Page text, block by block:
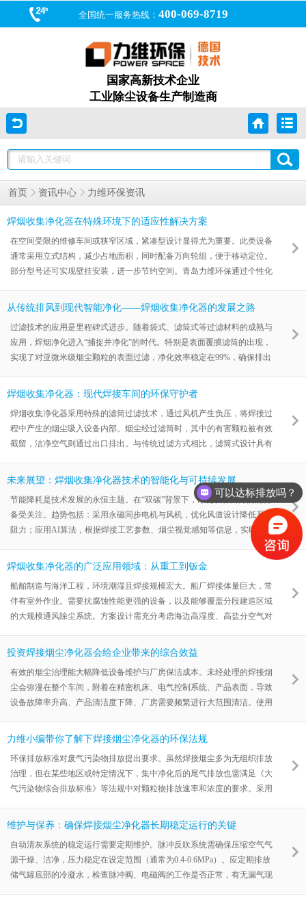
全国统一服务热线： 400-069-8719
国家高新技术企业
工业除尘设备生产制造商
首页 资讯中心 力维环保资讯
焊烟收集净化器在特殊环境下的适应性解决方案
在空间受限的维修车间或狭窄区域，紧凑型设计显得尤为重要。此类设备
通常采用立式结构，减少占地面积，同时配备万向轮组，便于移动定位。
部分型号还可实现壁挂安装，进一步节约空间。青岛力维环保通过个性化
烟尘治理难题。这些案例表明，针对特殊环境的定制化方案能够有效扩展
焊烟收集净化器提出了更高要求。针对高温工况，设备需增加冷却装置，
确保烟气在进入滤筒前温度降至安全范围。对于高湿环境，则需采用防水
型滤筒
从传统排风到现代智能净化——焊烟收集净化器的发展之路
过滤技术的应用是里程碑式进步。随着袋式、滤筒式等过滤材料的成熟与
应用，焊烟净化进入“捕捉并净化”的时代。特别是表面覆膜滤筒的出现，
实现了对亚微米级烟尘颗粒的表面过滤，净化效率稳定在99%，确保排出
好、运行阻力低、使用寿命长的优点，成为当前主流技术。智能化与物联
变。通过加装压差传感器、流量传感器、PLC控制器，设备可实现运行状
态自监控、故障预警、脉冲清灰自适应。更进一步
焊烟收集净化器：现代焊接车间的环保守护者
焊烟收集净化器采用特殊的滤筒过滤技术，通过风机产生负压，将焊接过
程中产生的烟尘吸入设备内部。烟尘经过滤筒时，其中的有害颗粒被有效
截留，洁净空气则通过出口排出。与传统过滤方式相比，滤筒式设计具有
某些采用PTFE覆膜聚酯滤料的滤筒，其微孔结构可实现对微细颗粒的有
效拦截。对于焊接机器人工作站等自动化程度高的场景，高负压焊烟除尘
器的应用尤为突出。这类设备通常配备定制吸风口，能够适应机器人的高
速作业节奏，正确捕捉烟尘源头。其高负压设计确保即使在远距离吸风情
况下，
未来展望：焊烟收集净化器技术的智能化与可持续发展
节能降耗是技术发展的永恒主题。在“双碳”背景下，净化设备自身的能耗
备受关注。趋势包括：采用永磁同步电机与风机，优化风道设计降低系统
阻力；应用AI算法，根据焊接工艺参数、烟尘视觉感知等信息，实时动
态调节风机转速，实现“按需风量”；研发更低阻力、更长寿命的过滤材
料，减少风机能耗和耗材更换带来的环境足迹。力维环保焊烟收集净化器
深度结合。焊烟净化不再是一个独立的后处理单元，而将更深地融入生产
系统。例如，净化主机与
焊烟收集净化器的广泛应用领域：从重工到钣金
船舶制造与海洋工程，环境潮湿且焊接规模宏大。船厂焊接体量巨大，常
伴有室外作业。需要抗腐蚀性能更强的设备，以及能够覆盖分段建造区域
的大规模通风除尘系统。方案设计需充分考虑海边高湿度、高盐分空气对
化相对频繁，焊接工艺多样但规模相对较小。青岛力维环保的焊烟收集净
和烟尘量变化。综上所述，虽然焊接是共性工艺，但不同行业的生产模
式、空间布局、环保要求差异明显。青岛力维环保深耕行业应用，积累了
跨领域的丰
投资焊接烟尘净化器会给企业带来的综合效益
有效的烟尘治理能大幅降低设备维护与厂房保洁成本。未经处理的焊接烟
尘会弥漫在整个车间，附着在精密机床、电气控制系统、产品表面，导致
设备故障率升高、产品清洁度下降、厂房需要频繁进行大范围清洁。使用
延长生产设备的使用寿命，减少非计划停机，同时大幅降低在清洁、擦拭
响员工呼吸健康，长期暴露可能导致职业病。洁净的工作环境能提升员工
工作舒适度与满意度，减少因健康问题导致的请假和人员流失，间接降低
了招聘与
力维小编带你了解下焊接烟尘净化器的环保法规
环保排放标准对废气污染物排放提出要求。虽然焊接烟尘多为无组织排放
治理，但在某些地区或特定情况下，集中净化后的尾气排放也需满足《大
气污染物综合排放标准》等法规中对颗粒物排放速率和浓度的要求。采用
保排放气体洁净，远低于国家标准限值，帮助企业顺利通过环保验收与检
微金属颗粒，具有易燃易爆特性。相关的安全生产法规要求必须对潜在火
灾爆炸风险进行控制。品质可靠的焊接烟尘净化器，如力维环保的产品，
在设计
维护与保养：确保焊接烟尘净化器长期稳定运行的关键
自动清灰系统的稳定运行需要定期维护。脉冲反吹系统需确保压缩空气气
源干燥、洁净，压力稳定在设定范围（通常为0.4-0.6MPa）。应定期排放
储气罐底部的冷凝水，检查脉冲阀、电磁阀的工作是否正常，有无漏气现
可以达标排放吗？